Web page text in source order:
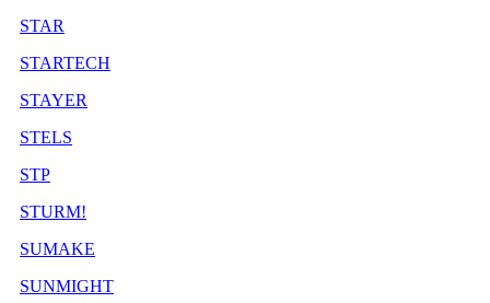
STAR
STARTECH
STAYER
STELS
STP
STURM!
SUMAKE
SUNMIGHT